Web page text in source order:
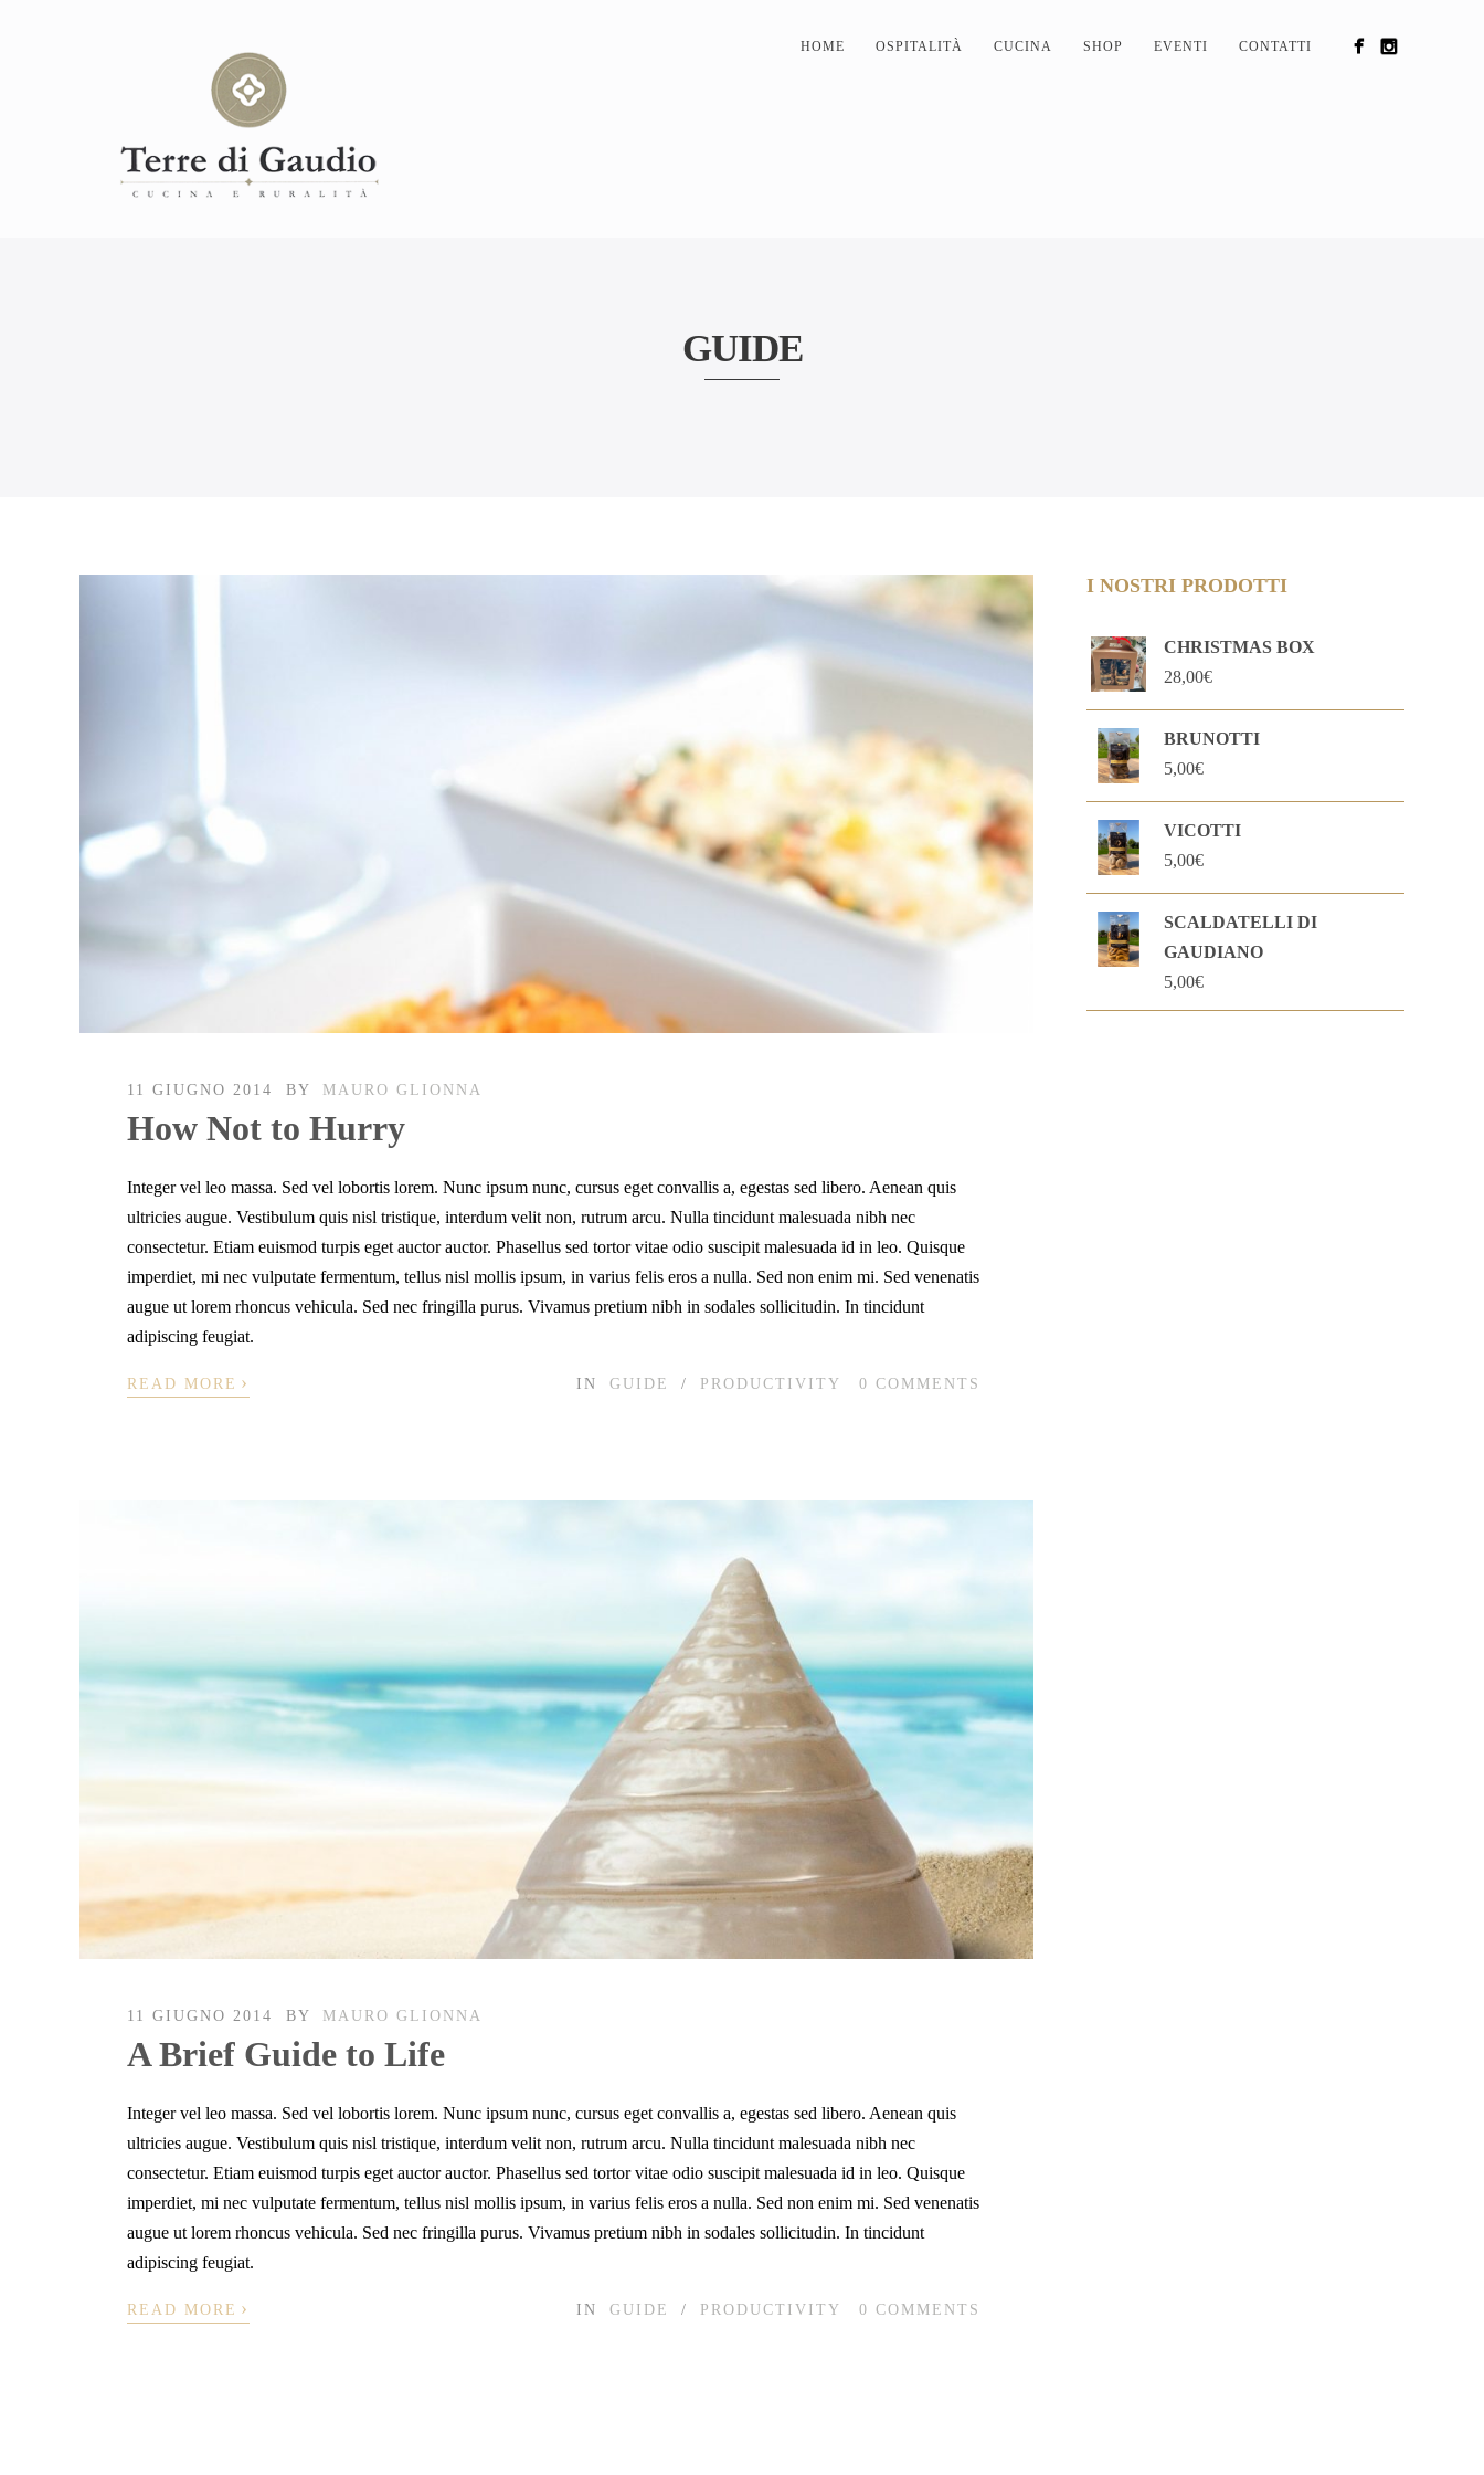
HOME OSPITALITÀ CUCINA SHOP EVENTI CONTATTI
GUIDE
11 GIUGNO 2014 BY MAURO GLIONNA
How Not to Hurry
Integer vel leo massa. Sed vel lobortis lorem. Nunc ipsum nunc, cursus eget convallis a, egestas sed libero. Aenean quis
ultricies augue. Vestibulum quis nisl tristique, interdum velit non, rutrum arcu. Nulla tincidunt malesuada nibh nec
consectetur. Etiam euismod turpis eget auctor auctor. Phasellus sed tortor vitae odio suscipit malesuada id in leo. Quisque
imperdiet, mi nec vulputate fermentum, tellus nisl mollis ipsum, in varius felis eros a nulla. Sed non enim mi. Sed venenatis
augue ut lorem rhoncus vehicula. Sed nec fringilla purus. Vivamus pretium nibh in sodales sollicitudin. In tincidunt
adipiscing feugiat.
READ MORE › IN GUIDE / PRODUCTIVITY 0 COMMENTS
11 GIUGNO 2014 BY MAURO GLIONNA
A Brief Guide to Life
Integer vel leo massa. Sed vel lobortis lorem. Nunc ipsum nunc, cursus eget convallis a, egestas sed libero. Aenean quis
ultricies augue. Vestibulum quis nisl tristique, interdum velit non, rutrum arcu. Nulla tincidunt malesuada nibh nec
consectetur. Etiam euismod turpis eget auctor auctor. Phasellus sed tortor vitae odio suscipit malesuada id in leo. Quisque
imperdiet, mi nec vulputate fermentum, tellus nisl mollis ipsum, in varius felis eros a nulla. Sed non enim mi. Sed venenatis
augue ut lorem rhoncus vehicula. Sed nec fringilla purus. Vivamus pretium nibh in sodales sollicitudin. In tincidunt
adipiscing feugiat.
READ MORE › IN GUIDE / PRODUCTIVITY 0 COMMENTS
I NOSTRI PRODOTTI
CHRISTMAS BOX
28,00€
BRUNOTTI
5,00€
VICOTTI
5,00€
SCALDATELLI DI
GAUDIANO
5,00€